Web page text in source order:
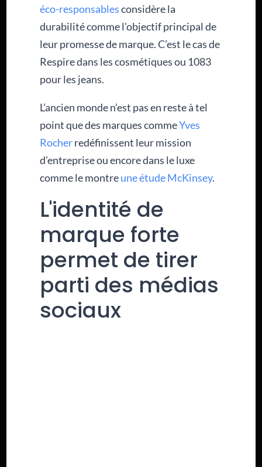
éco-responsablesconsidère la
durabilité comme l'objectif principal de
leur promesse de marque. C’est le cas de
Respire dans les cosmétiques ou 1083
pour les jeans.
L’ancien monde n’est pas en reste à tel
point que des marques commeYves
Rocherredéfinissent leur mission
d’entreprise ou encore dans le luxe
comme le montreune étude McKinsey.
L'identité de
marque forte
permet de tirer
parti des médias
sociaux